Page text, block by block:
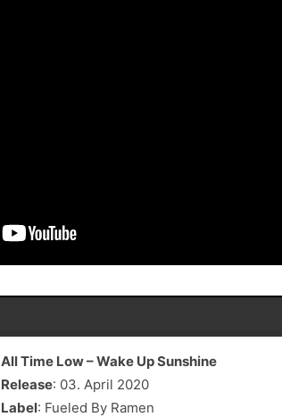
All Time Low – Wake Up Sunshine
Release: 03. April 2020
Label: Fueled By Ramen